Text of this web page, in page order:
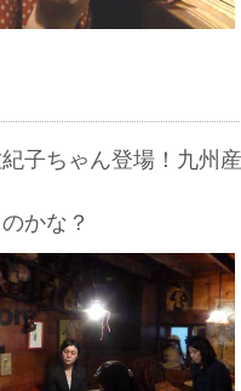
子ちゃん登場！九州
かな？